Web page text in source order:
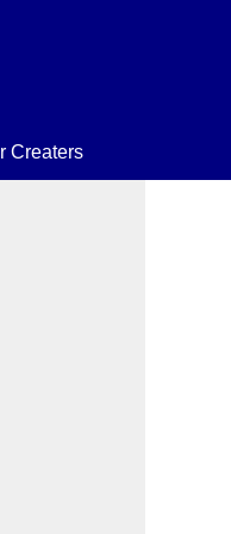
Creaters